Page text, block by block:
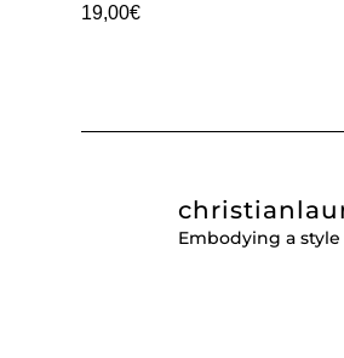
19,00€
Embodying a